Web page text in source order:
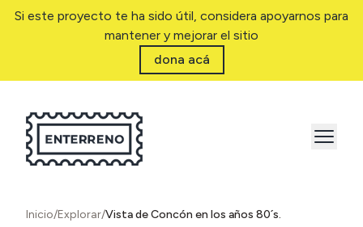
Si este proyecto te ha sido útil, considera apoyarnos para
mantener y mejorar el sitio
dona acá
Inicio/Explorar/Vista de Concón en los años 80´s.